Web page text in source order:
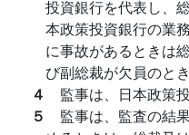
投資銀行を代表し、
本政策投資銀行の業
に事故があるときは
び副総裁が欠員のと
４ 監事は、日本政策
５ 監事は、監査の結